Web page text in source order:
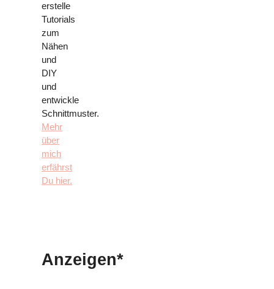
erstelle
Tutorials
zum
Nähen
und
DIY
und
entwickle
Schnittmuster.
Mehr
über
mich
erfährst
Du hier.
Anzeigen*